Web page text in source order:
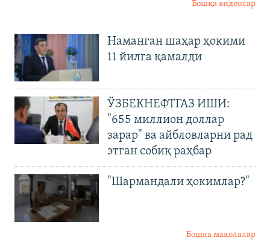
Бошқа видеолар
Наманган шаҳар ҳокими
11 йилга қамалди
ЎЗБЕКНЕФТГАЗ ИШИ:
"655 миллион доллар
зарар" ва айбловларни рад
этган собиқ раҳбар
"Шармандали ҳокимлар?"
Бошқа мақолалар